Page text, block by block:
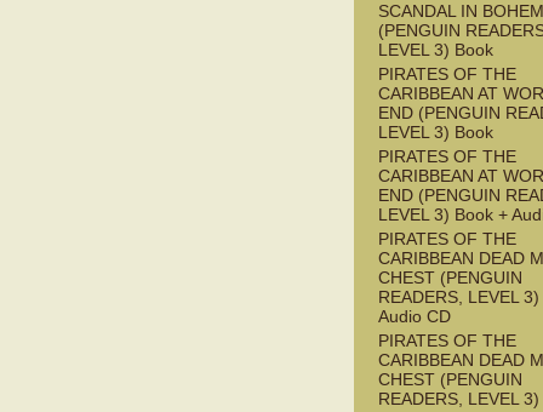
SCANDAL IN
(PENGUIN
LEVEL 3) Book
PIRATES OF THE
CARIBBEAN AT
END (PENGUIN
LEVEL 3) Book
PIRATES OF THE
CARIBBEAN AT
END (PENGUIN
LEVEL 3) Book +
PIRATES OF THE
CARIBBEAN DEAD
CHEST (PENGUIN
READERS, LEVEL
Audio CD
PIRATES OF THE
CARIBBEAN DEAD
CHEST (PENGUIN
READERS, LEVEL